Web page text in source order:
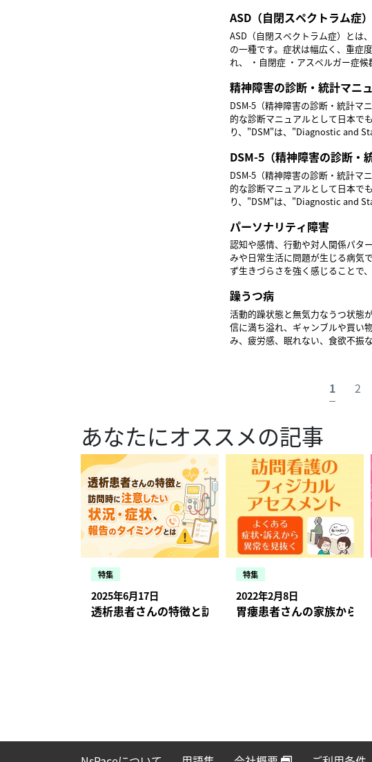
候群、小児期崩壊性障害、特定不
ム障害」として1つに統合されて
を持って
ASD（自閉スペクトラム症）
ASD（自閉スペクトラム症）とは
の一種です。症状は幅広く、重症度もさまざまです。 かつては、
れ、 ・自閉症 ・アスペルガー症
候群、小児期崩壊性障害、特定不
ム障害」として1つに統合されて
を持ってい
精神障害の診断・統計マニ
DSM-5（精神障害の診断・統計マ
的な診断マニュアルとして日本で
り、"DSM"は、"Diagnostic and
抑うつ障害群不安症群、不安障害
閉スペクトラム症／自閉症スペク
れています。 監修： とよ
DSM-5（精神障害の診断・
DSM-5（精神障害の診断・統計マ
的な診断マニュアルとして日本で
り、"DSM"は、"Diagnostic and
抑うつ障害群不安症群、不安障害
閉スペクトラム症／自閉症スペク
れています。 監修： とよ
パーソナリティ障害
認知や感情、行動や対人関係パタ
みや日常生活に問題が生じる病気
ず生きづらさを強く感じることで
が必要となります。この障害は経
躁うつ病
活動的躁状態と無気力なうつ状態
信に満ち溢れ、ギャンブルや買い
み、疲労感、眠れない、食欲不振
1 2
あなたにオススメの記事
特集
2025年6月17日
透析患者さんの特徴と訪問時に注意したい状況・症状
特集
2022年2月8日
胃瘻患者さんの家族から